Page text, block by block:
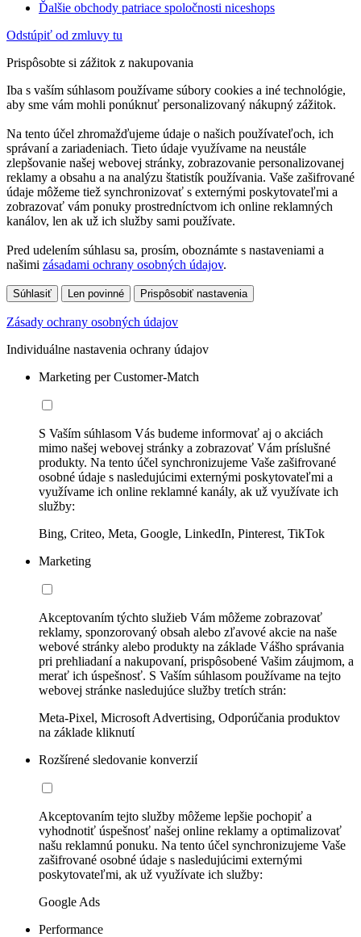
Ďalšie obchody patriace spoločnosti niceshops
Odstúpiť od zmluvy tu
Prispôsobte si zážitok z nakupovania
Iba s vaším súhlasom používame súbory cookies a iné technológie,
aby sme vám mohli ponúknuť personalizovaný nákupný zážitok.
Na tento účel zhromažďujeme údaje o našich používateľoch, ich
správaní a zariadeniach. Tieto údaje využívame na neustále
zlepšovanie našej webovej stránky, zobrazovanie personalizovanej
reklamy a obsahu a na analýzu štatistík používania. Vaše zašifrované
údaje môžeme tiež synchronizovať s externými poskytovateľmi a
zobrazovať vám ponuky prostredníctvom ich online reklamných
kanálov, len ak už ich služby sami používate.
Pred udelením súhlasu sa, prosím, oboznámte s nastaveniami a
našimi zásadami ochrany osobných údajov.
Súhlasiť Len povinné Prispôsobiť nastavenia
Zásady ochrany osobných údajov
Individuálne nastavenia ochrany údajov
Marketing per Customer-Match
S Vaším súhlasom Vás budeme informovať aj o akciách
mimo našej webovej stránky a zobrazovať Vám príslušné
produkty. Na tento účel synchronizujeme Vaše zašifrované
osobné údaje s nasledujúcimi externými poskytovateľmi a
využívame ich online reklamné kanály, ak už využívate ich
služby:
Bing, Criteo, Meta, Google, LinkedIn, Pinterest, TikTok
Marketing
Akceptovaním týchto služieb Vám môžeme zobrazovať
reklamy, sponzorovaný obsah alebo zľavové akcie na naše
webové stránky alebo produkty na základe Vášho správania
pri prehliadaní a nakupovaní, prispôsobené Vašim záujmom, a
merať ich úspešnosť. S Vaším súhlasom používame na tejto
webovej stránke nasledujúce služby tretích strán:
Meta-Pixel, Microsoft Advertising, Odporúčania produktov
na základe kliknutí
Rozšírené sledovanie konverzií
Akceptovaním tejto služby môžeme lepšie pochopiť a
vyhodnotiť úspešnosť našej online reklamy a optimalizovať
našu reklamnú ponuku. Na tento účel synchronizujeme Vaše
zašifrované osobné údaje s nasledujúcimi externými
poskytovateľmi, ak už využívate ich služby:
Google Ads
Performance